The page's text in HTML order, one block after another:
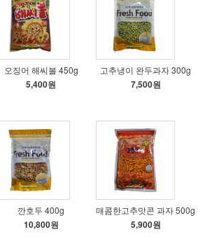
오징어 해씨볼 450g
5,400원
고추냉이 완두과자 300g
7,500원
깐호두 400g
10,800원
매콤한고추맛콘 과자 500g
5,900원